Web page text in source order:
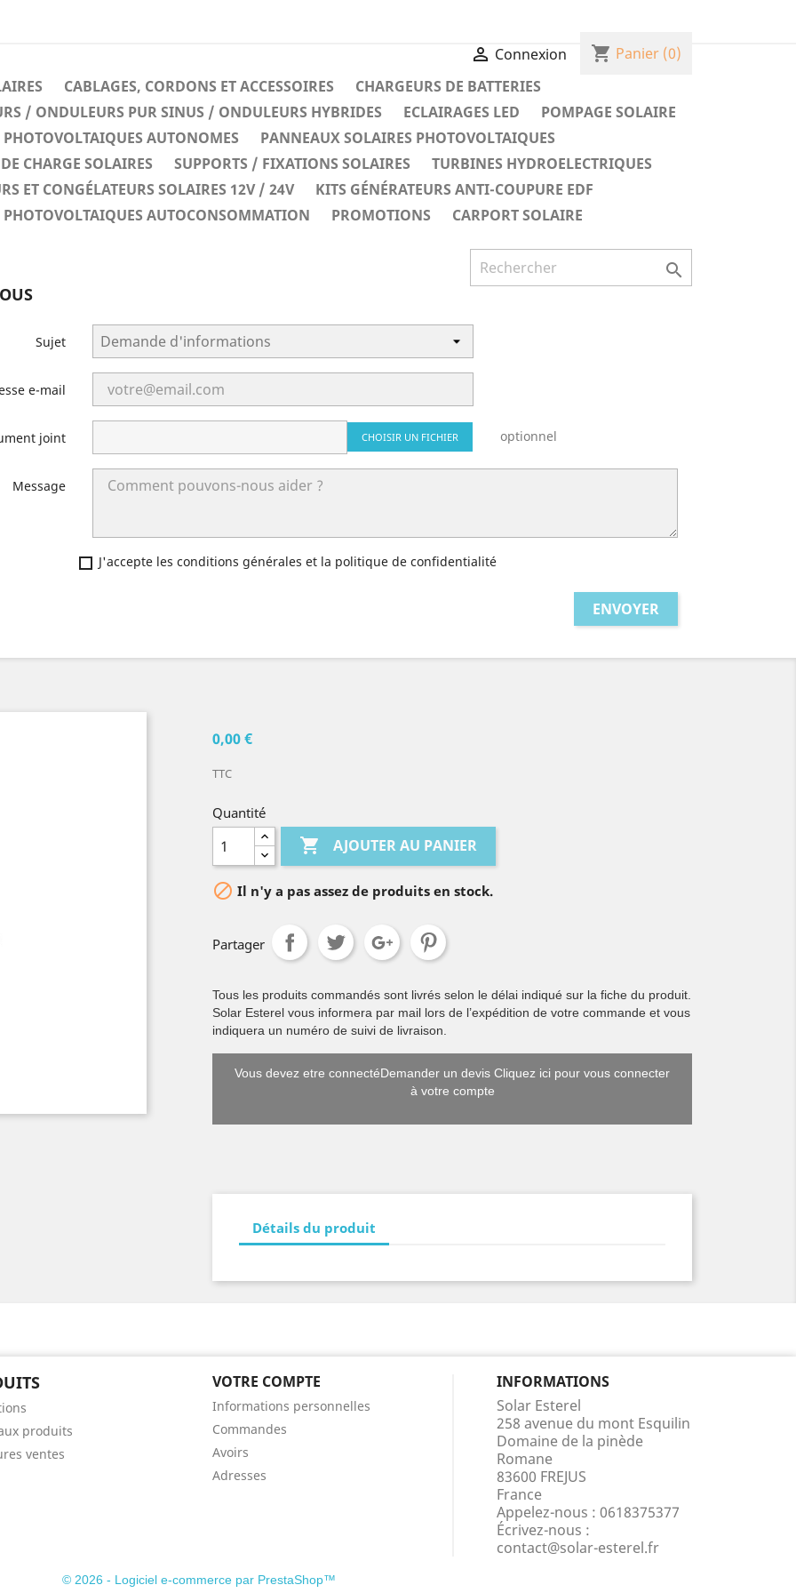
 Connexion shopping_cart Panier (0)
CABLAGES, CORDONS ET ACCESSOIRES
CHARGEURS DE BATTERIES
/ ONDULEURS PUR SINUS / ONDULEURS HYBRIDES
ECLAIRAGES LED
POMPAGE SOLAIRE
PHOTOVOLTAIQUES AUTONOMES
PANNEAUX SOLAIRES PHOTOVOLTAIQUES
CHARGE SOLAIRES
SUPPORTS / FIXATIONS SOLAIRES
TURBINES HYDROELECTRIQUES
ET CONGÉLATEURS SOLAIRES 12V / 24V
KITS GÉNÉRATEURS ANTI-COUPURE EDF
PHOTOVOLTAIQUES AUTOCONSOMMATION
PROMOTIONS CARPORT SOLAIRE

Sujet
e-mail
joint CHOISIR UN FICHIER optionnel
Message
J'accepte les conditions générales et la politique de confidentialité
0,00 €
TTC
Quantité
 AJOUTER AU PANIER
 Il n'y a pas assez de produits en stock.
Partager
Tous les produits commandés sont livrés selon le délai indiqué sur la fiche du produit.
Solar Esterel vous informera par mail lors de l’expédition de votre commande et vous
indiquera un numéro de suivi de livraison.
Vous devez etre connectéDemander un devis Cliquez ici pour vous connecter
à votre compte
Détails du produit
produits
ventes
VOTRE COMPTE
Informations personnelles
Commandes
Avoirs
Adresses
INFORMATIONS
Solar Esterel
258 avenue du mont Esquilin
Domaine de la pinède
Romane
83600 FREJUS
France
Appelez-nous : 0618375377
Écrivez-nous :
contact@solar-esterel.fr
© 2026 - Logiciel e-commerce par PrestaShop™